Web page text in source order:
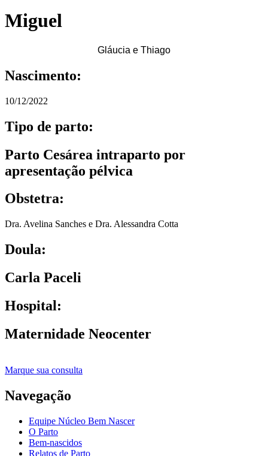
Miguel
Gláucia e Thiago
Nascimento:
10/12/2022
Tipo de parto:
Parto Cesárea intraparto por
apresentação pélvica
Obstetra:
Dra. Avelina Sanches e Dra. Alessandra Cotta
Doula:
Carla Paceli
Hospital:
Maternidade Neocenter
Marque sua consulta
Navegação
Equipe Núcleo Bem Nascer
O Parto
Bem-nascidos
Relatos de Parto